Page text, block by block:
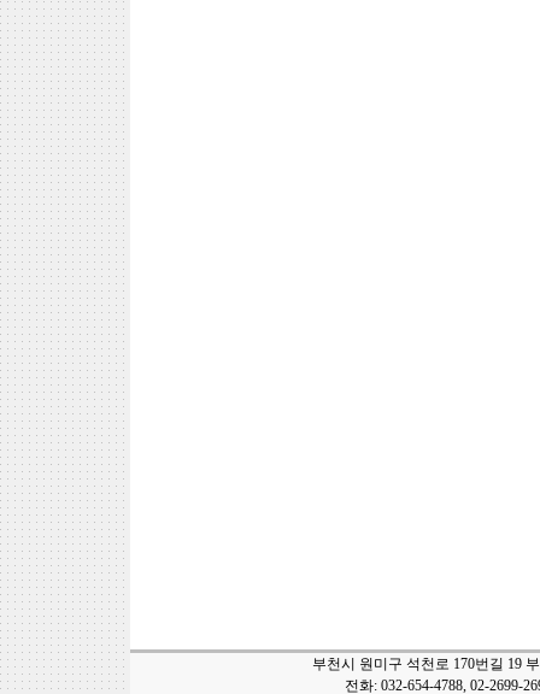
부천시 원미구 석천로 170번길 19
전화: 032-654-4788, 02-2699-